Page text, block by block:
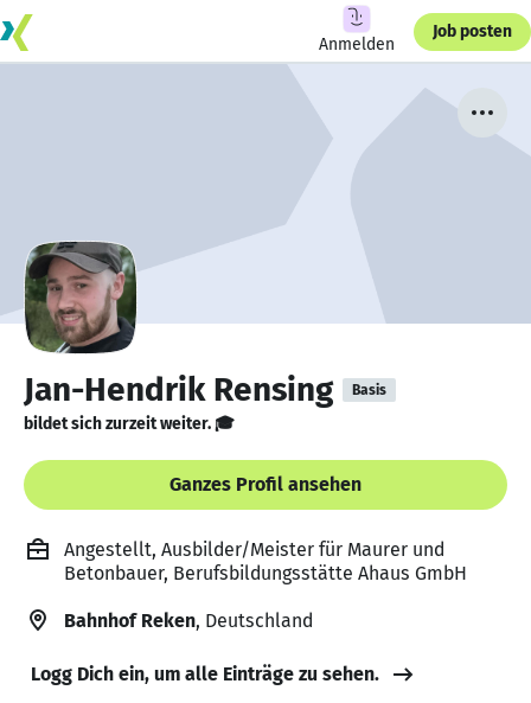
Anmelden
Job posten
Jan-Hendrik Rensing Basis
bildet sich zurzeit weiter. 🎓
Ganzes Profil ansehen
Angestellt, Ausbilder/Meister für Maurer und
Betonbauer, Berufsbildungsstätte Ahaus GmbH
Bahnhof Reken, Deutschland
Logg Dich ein, um alle Einträge zu sehen.